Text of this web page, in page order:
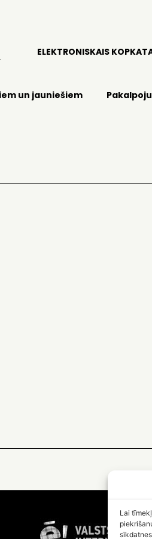
Lai
ELEKTRONISKAIS
un jauniešiem